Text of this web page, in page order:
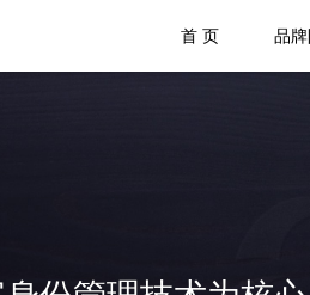
首 页
品